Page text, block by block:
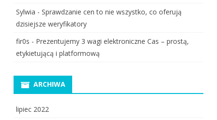
Sylwia - Sprawdzanie cen to nie wszystko, co oferują
dzisiejsze weryfikatory
fir0s - Prezentujemy 3 wagi elektroniczne Cas – prostą,
etykietującą i platformową
ARCHIWA
lipiec 2022